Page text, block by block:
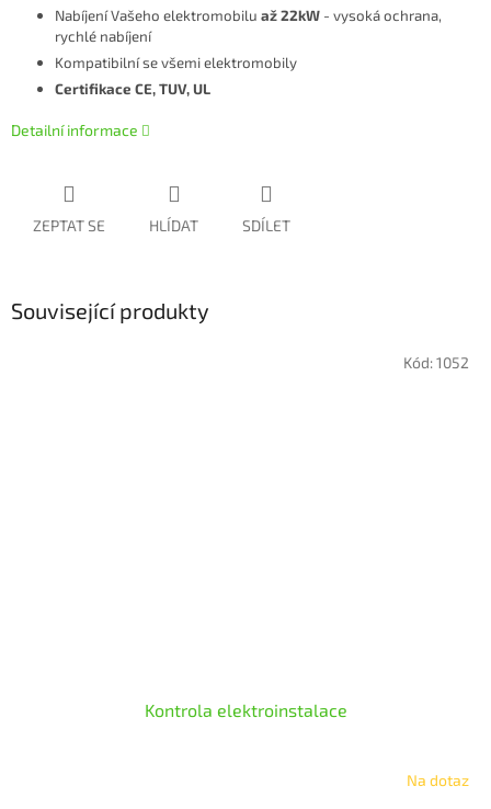
Nabíjení Vašeho elektromobilu až 22kW - vysoká ochrana,
rychlé nabíjení
Kompatibilní se všemi elektromobily
Certifikace CE, TUV, UL
Detailní informace
ZEPTAT SE HLÍDAT SDÍLET
Související produkty
Kontrola elektroinstalace
Na dotaz
Kód:1052